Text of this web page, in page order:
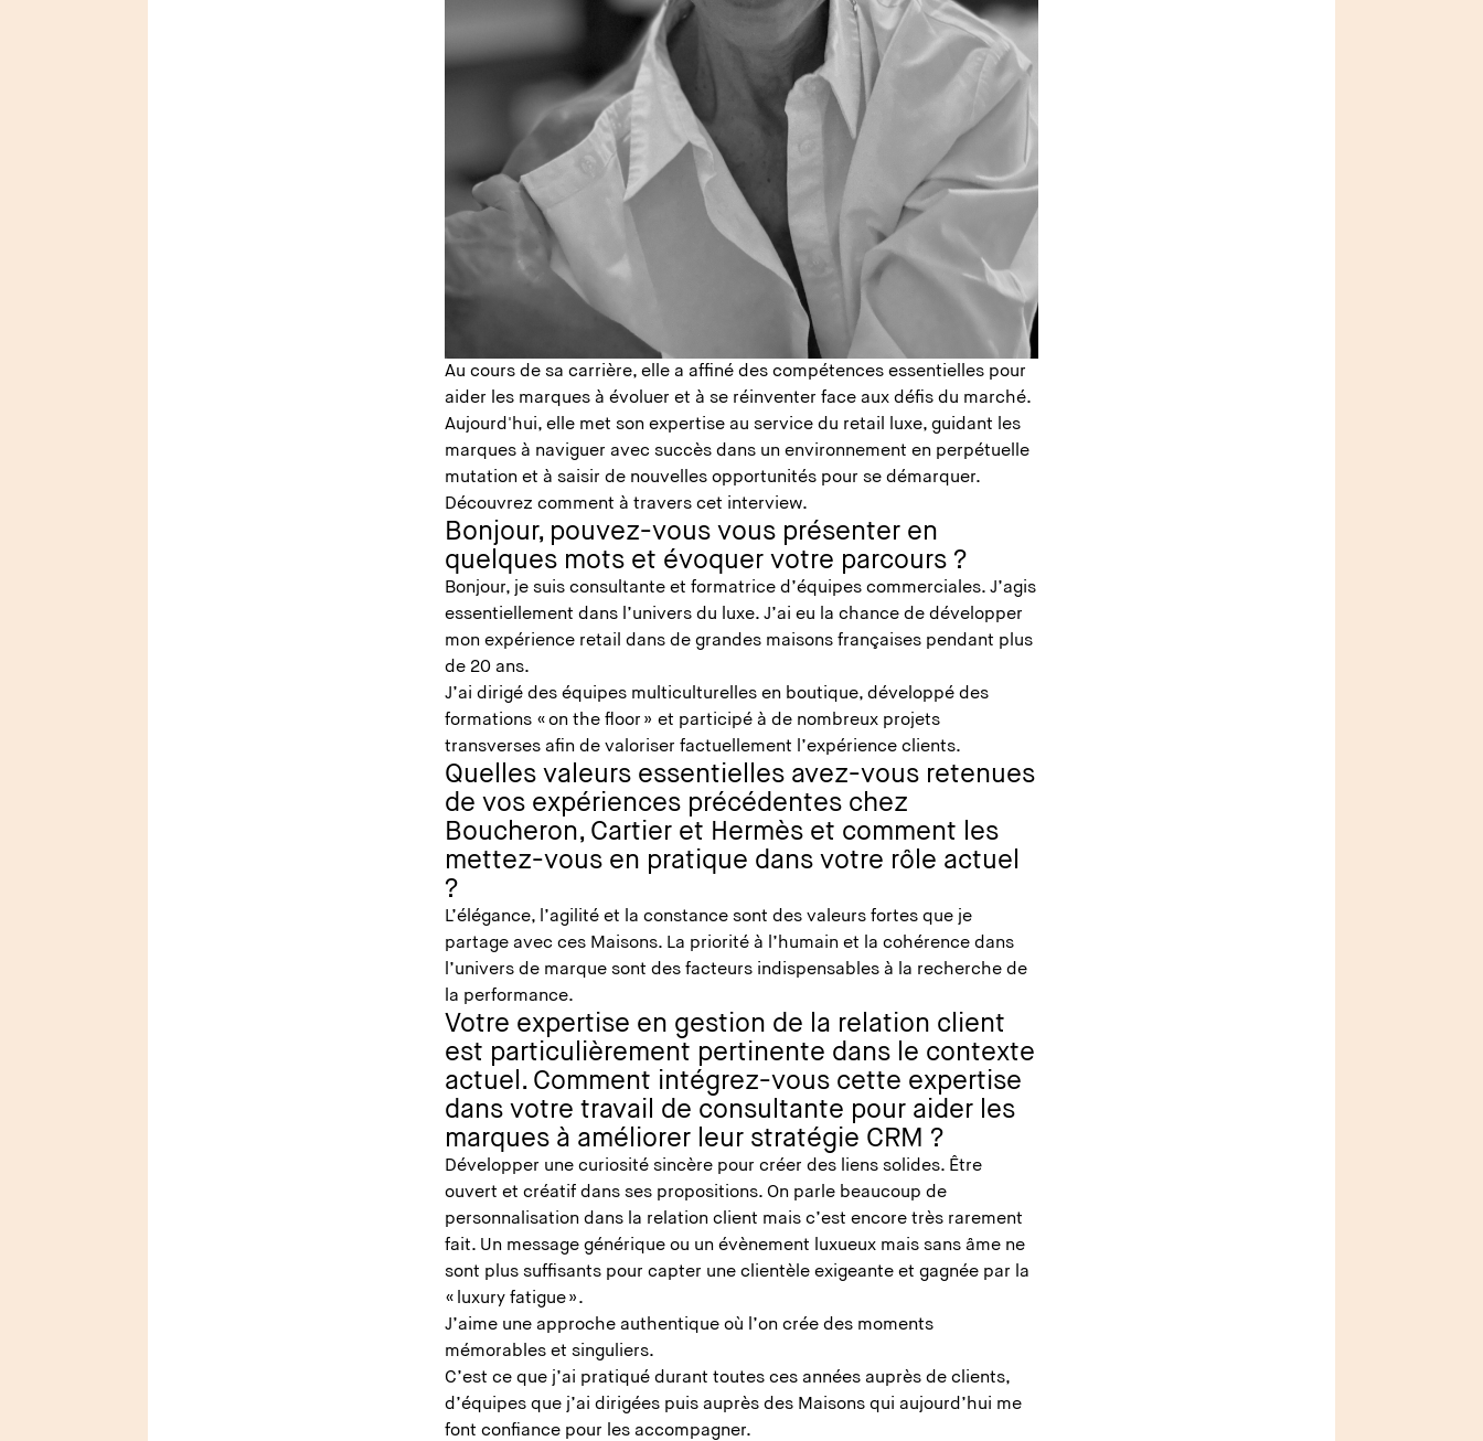
Au cours de sa carrière, elle a affiné des compétences essentielles pour
aider les marques à évoluer et à se réinventer face aux défis du marché.
Aujourd'hui, elle met son expertise au service du retail luxe, guidant les
marques à naviguer avec succès dans un environnement en perpétuelle
mutation et à saisir de nouvelles opportunités pour se démarquer.
Découvrez comment à travers cet interview.
Bonjour, pouvez-vous vous présenter en
quelques mots et évoquer votre parcours ?
Bonjour, je suis consultante et formatrice d’équipes commerciales. J’agis
essentiellement dans l’univers du luxe. J’ai eu la chance de développer
mon expérience retail dans de grandes maisons françaises pendant plus
de 20 ans.
J’ai dirigé des équipes multiculturelles en boutique, développé des
formations « on the floor » et participé à de nombreux projets
transverses afin de valoriser factuellement l’expérience clients.
Quelles valeurs essentielles avez-vous retenues
de vos expériences précédentes chez
Boucheron, Cartier et Hermès et comment les
mettez-vous en pratique dans votre rôle actuel
?
L’élégance, l’agilité et la constance sont des valeurs fortes que je
partage avec ces Maisons. La priorité à l’humain et la cohérence dans
l’univers de marque sont des facteurs indispensables à la recherche de
la performance.
Votre expertise en gestion de la relation client
est particulièrement pertinente dans le contexte
actuel. Comment intégrez-vous cette expertise
dans votre travail de consultante pour aider les
marques à améliorer leur stratégie CRM ?
Développer une curiosité sincère pour créer des liens solides. Être
ouvert et créatif dans ses propositions. On parle beaucoup de
personnalisation dans la relation client mais c’est encore très rarement
fait. Un message générique ou un évènement luxueux mais sans âme ne
sont plus suffisants pour capter une clientèle exigeante et gagnée par la
« luxury fatigue ».
J’aime une approche authentique où l’on crée des moments
mémorables et singuliers.
C’est ce que j’ai pratiqué durant toutes ces années auprès de clients,
d’équipes que j’ai dirigées puis auprès des Maisons qui aujourd’hui me
font confiance pour les accompagner.